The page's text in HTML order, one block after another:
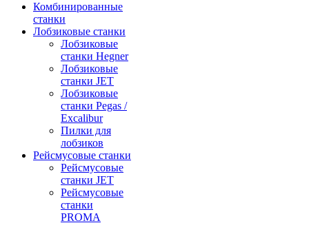
Комбинированные
станки
Лобзиковые станки
Лобзиковые
станки Hegner
Лобзиковые
станки JET
Лобзиковые
станки Pegas /
Excalibur
Пилки для
лобзиков
Рейсмусовые станки
Рейсмусовые
станки JET
Рейсмусовые
станки
PROMA